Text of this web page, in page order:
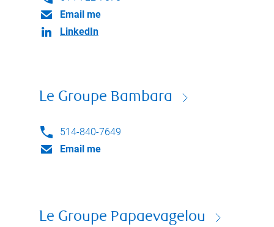
Email me
LinkedIn
Le Groupe Bambara
514-840-7649
Email me
Le Groupe Papaevagelou